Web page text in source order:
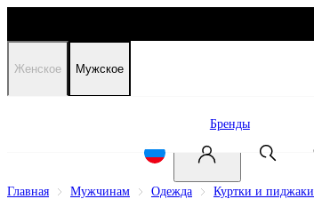
Женское Мужское
Бренды
Главная Мужчинам Одежда Куртки и пиджаки